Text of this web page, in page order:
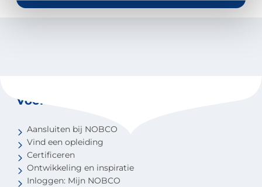
Voor coaches
Aansluiten bij NOBCO
Vind een opleiding
Certificeren
Ontwikkeling en inspiratie
Inloggen: Mijn NOBCO